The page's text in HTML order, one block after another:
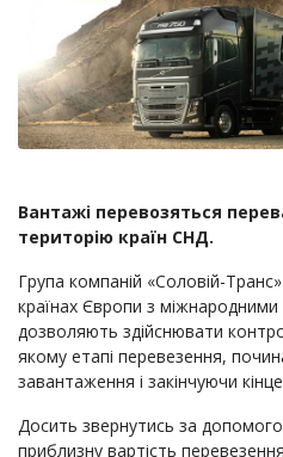
Вантажі перевозяться
територію країн СНД.
Група компаній «Соловій-
країнах Європи з міжнародними
дозволяють здійснювати
якому етапі перевезення,
завантаження і закінчуючи
Досить звернутись за
приблизну вартість